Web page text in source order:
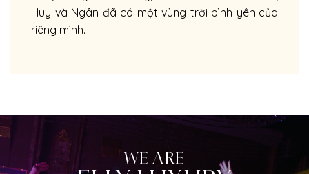
Huy và Ngân đã có một vùng trời bình yên của
riêng mình.
WE ARE